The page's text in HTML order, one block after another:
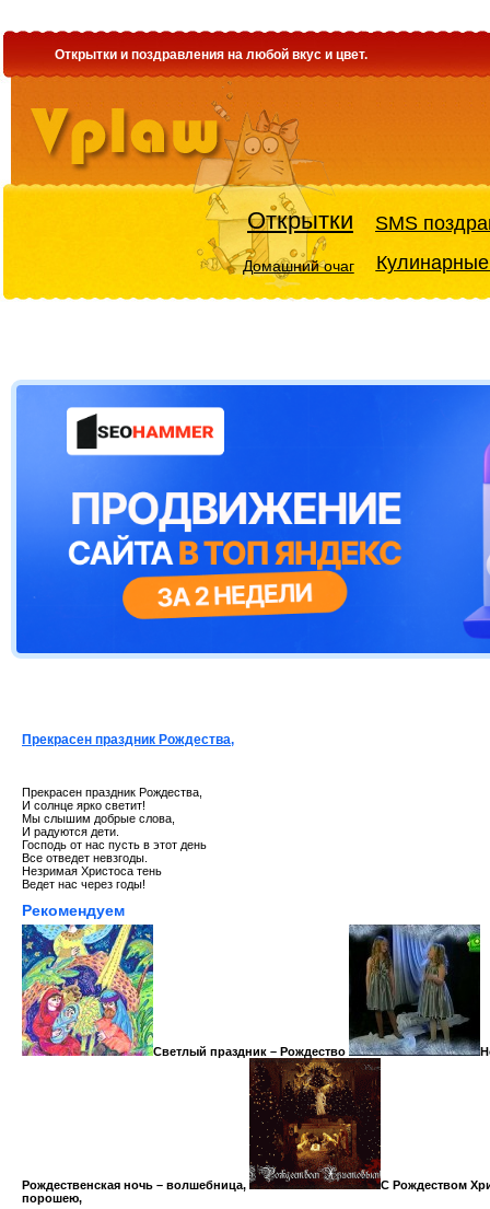
Открытки и поздравления на любой вкус и цвет.
Открытки SMS
Домашний очаг
Прекрасен праздник Рождества,
Прекрасен праздник Рождества,
И солнце ярко светит!
Мы слышим добрые слова,
И радуются дети.
Господь от нас пусть в этот день
Все отведет невзгоды.
Незримая Христоса тень
Ведет нас через годы!
Рекомендуем
Светлый праздник – Рождество
Рождественская ночь – волшебница,
С Рождеством
порошею,